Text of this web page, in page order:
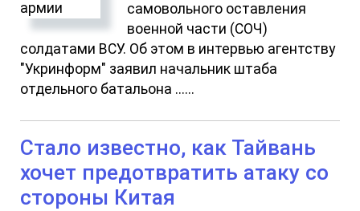
самовольного оставления
военной части (СОЧ)
солдатами ВСУ. Об этом в интервью агентству
"Укринформ" заявил начальник штаба
отдельного батальона ......
Стало известно, как Тайвань
хочет предотвратить атаку со
стороны Китая